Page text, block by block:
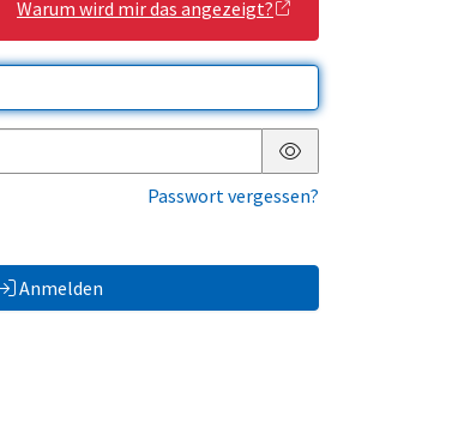
Warum wird mir das angezeigt?
Passwort anzeigen
Passwort vergessen?
Anmelden